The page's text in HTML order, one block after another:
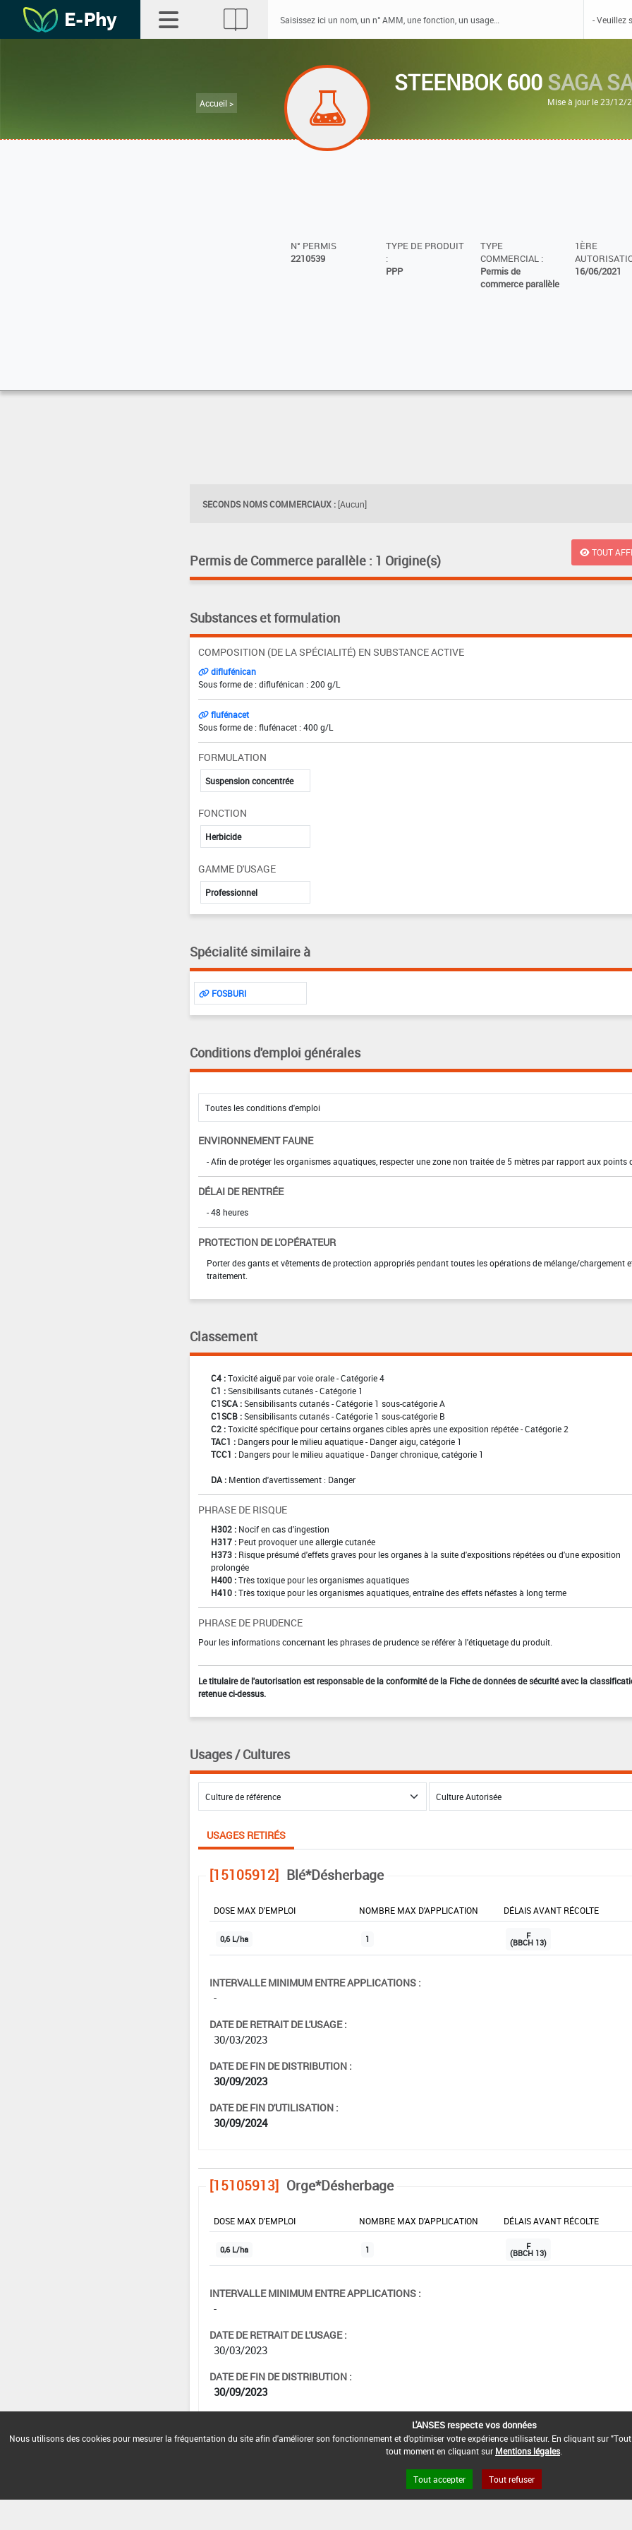
Accueil >
STEENBOK 600SAGA
Mise à jour le 23/12/
N° PERMIS
2210539
TYPE DE PRODUIT
:
PPP
TYPE
COMMERCIAL :
Permis de
commerce parallèle
1ÈRE
16/06/2021
SECONDS NOMS COMMERCIAUX : [Aucun]
Permis de Commerce parallèle : 1 Origine(s) TOUT
Substances et formulation
COMPOSITION (DE LA SPÉCIALITÉ) EN SUBSTANCE ACTIVE
diflufénican
Sous forme de : diflufénican : 200 g/L
flufénacet
Sous forme de : flufénacet : 400 g/L
FORMULATION
Suspension concentrée
FONCTION
Herbicide
GAMME D'USAGE
Professionnel
Spécialité similaire à
FOSBURI
Conditions d'emploi générales
ENVIRONNEMENT FAUNE
- Afin de protéger les organismes aquatiques, respecter une zone non traitée de 5 mètres par rapport aux points
DÉLAI DE RENTRÉE
- 48 heures
PROTECTION DE L'OPÉRATEUR
Porter des gants et vêtements de protection appropriés pendant toutes les opérations de mélange/chargement
traitement.
Classement
C4 : Toxicité aiguë par voie orale - Catégorie 4
C1 : Sensibilisants cutanés - Catégorie 1
C1SCA : Sensibilisants cutanés - Catégorie 1 sous-catégorie A
C1SCB : Sensibilisants cutanés - Catégorie 1 sous-catégorie B
C2 : Toxicité spécifique pour certains organes cibles après une exposition répétée - Catégorie 2
TAC1 : Dangers pour le milieu aquatique - Danger aigu, catégorie 1
TCC1 : Dangers pour le milieu aquatique - Danger chronique, catégorie 1
DA : Mention d'avertissement : Danger
PHRASE DE RISQUE
H302 : Nocif en cas d'ingestion
H317 : Peut provoquer une allergie cutanée
H373 : Risque présumé d'effets graves pour les organes à la suite d'expositions répétées ou d'une exposition
prolongée
H400 : Très toxique pour les organismes aquatiques
H410 : Très toxique pour les organismes aquatiques, entraîne des effets néfastes à long terme
PHRASE DE PRUDENCE
Pour les informations concernant les phrases de prudence se référer à l'étiquetage du produit.
Le titulaire de l'autorisation est responsable de la conformité de la Fiche de données de sécurité avec la
retenue ci-dessus.
Usages / Cultures
USAGES RETIRÉS
[15105912] Blé*Désherbage
DOSE MAX D'EMPLOI NOMBRE MAX D'APPLICATION DÉLAIS AVANT RÉCOLTE
0,6 L/ha 1 F
(BBCH 13)
INTERVALLE MINIMUM ENTRE APPLICATIONS :
-
DATE DE RETRAIT DE L'USAGE :
30/03/2023
DATE DE FIN DE DISTRIBUTION :
30/09/2023
DATE DE FIN D'UTILISATION :
30/09/2024
[15105913] Orge*Désherbage
DOSE MAX D'EMPLOI NOMBRE MAX D'APPLICATION DÉLAIS AVANT RÉCOLTE
0,6 L/ha 1 F
(BBCH 13)
INTERVALLE MINIMUM ENTRE APPLICATIONS :
-
DATE DE RETRAIT DE L'USAGE :
30/03/2023
DATE DE FIN DE DISTRIBUTION :
30/09/2023
30/09/2024
L'ANSES respecte vos données
Nous utilisons des cookies pour mesurer la fréquentation du site afin d'améliorer son fonctionnement et d'optimiser votre expérience utilisateur. En cliquant sur
tout moment en cliquant sur Mentions légales
Tout accepter Tout refuser